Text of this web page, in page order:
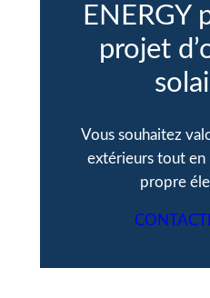
ENERGY
projet
Vous souhaitez
extérieurs tout
propre